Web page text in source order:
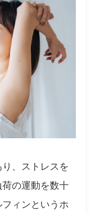
、ストレスを
の運動を数十
ィンというホ